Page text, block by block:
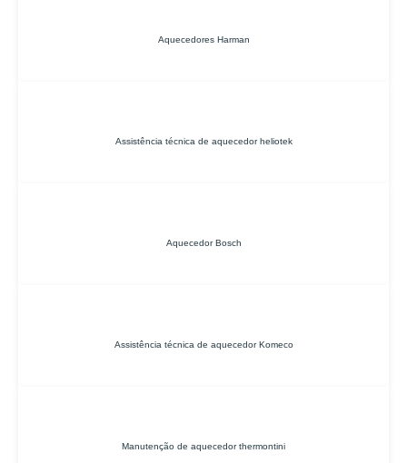
Aquecedores Harman
Assistência técnica de aquecedor heliotek
Aquecedor Bosch
Assistência técnica de aquecedor Komeco
Manutenção de aquecedor thermontini